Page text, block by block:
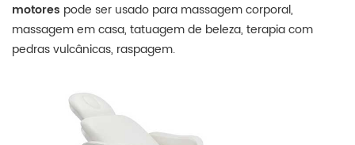
motores pode ser usado para massagem corporal,
massagem em casa, tatuagem de beleza, terapia com
pedras vulcânicas, raspagem.